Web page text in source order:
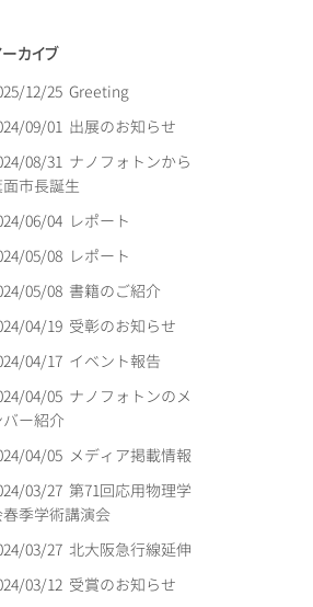
カイブ
12/25 Greeting
09/01 出展のお知らせ
08/31 ナノフォトンから
市長誕生
06/04 レポート
05/08 レポート
05/08 書籍のご紹介
04/19 受彰のお知らせ
04/17 イベント報告
04/05 ナノフォトンのメ
バー紹介
04/05 メディア掲載情報
03/27 第71回応用物理学
季学術講演会
03/27 北大阪急行線延伸
03/12 受賞のお知らせ